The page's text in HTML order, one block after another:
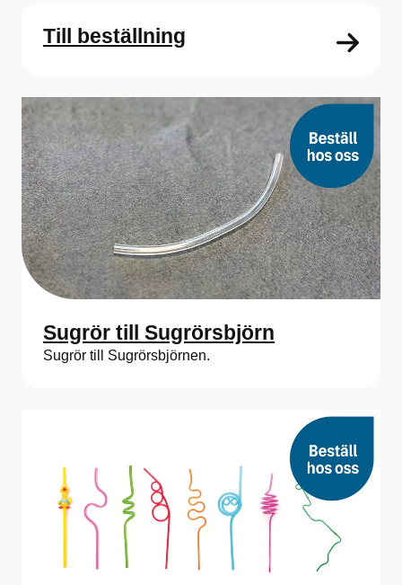
Till beställning
Sugrör till Sugrörsbjörn
Sugrör till Sugrörsbjörnen.